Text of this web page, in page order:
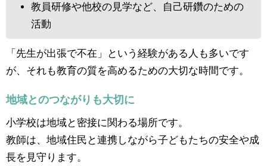
教員研修や他校の見学など、自己研鑽のための
活動
「先生が出張で不在」という経験がある人も多いです
が、それも教育の質を高めるための大切な時間です。
地域とのつながりも大切に
小学校は地域と密接に関わる場所です。
教師は、地域住民と連携しながら子どもたちの安全や成
長を見守ります。